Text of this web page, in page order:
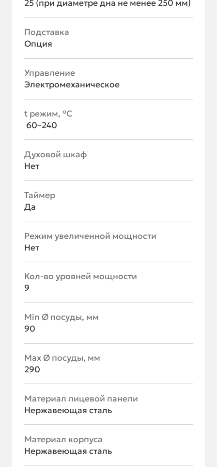
25 (при диаметре дна не менее 250 мм)
Подставка
Опция
Управление
Электромеханическое
t режим, °С
60–240
Духовой шкаф
Нет
Таймер
Да
Режим увеличенной мощности
Нет
Кол-во уровней мощности
9
Min Ø посуды, мм
90
Max Ø посуды, мм
290
Материал лицевой панели
Нержавеющая сталь
Материал корпуса
Нержавеющая сталь